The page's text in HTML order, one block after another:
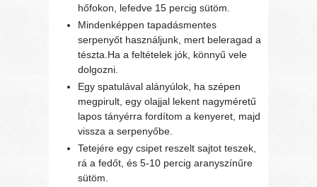
hőfokon, lefedve 15 percig sütöm.
Mindenképpen tapadásmentes
serpenyőt használjunk, mert beleragad a
tészta.Ha a feltételek jók, könnyű vele
dolgozni.
Egy spatulával alányúlok, ha szépen
megpirult, egy olajjal lekent nagyméretű
lapos tányérra fordítom a kenyeret, majd
vissza a serpenyőbe.
Tetejére egy csipet reszelt sajtot teszek,
rá a fedőt, és 5-10 percig aranyszínűre
sütöm.